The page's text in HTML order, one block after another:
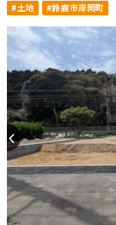
#土地 #鈴鹿市岸岡町